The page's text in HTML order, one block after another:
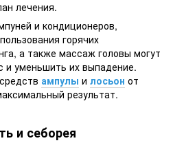
лечения.
и кондиционеров,
горячих
а также массаж головы могут
и уменьшить их выпадение.
ампулы и лосьон от
результат.
и себорея